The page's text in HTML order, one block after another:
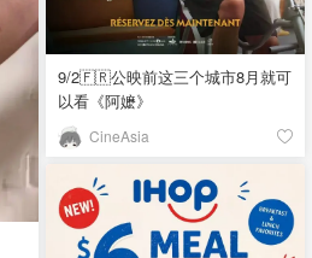
9/2🇫🇷公映前这三个城市8月就可
以看《阿嬷》
CineAsia